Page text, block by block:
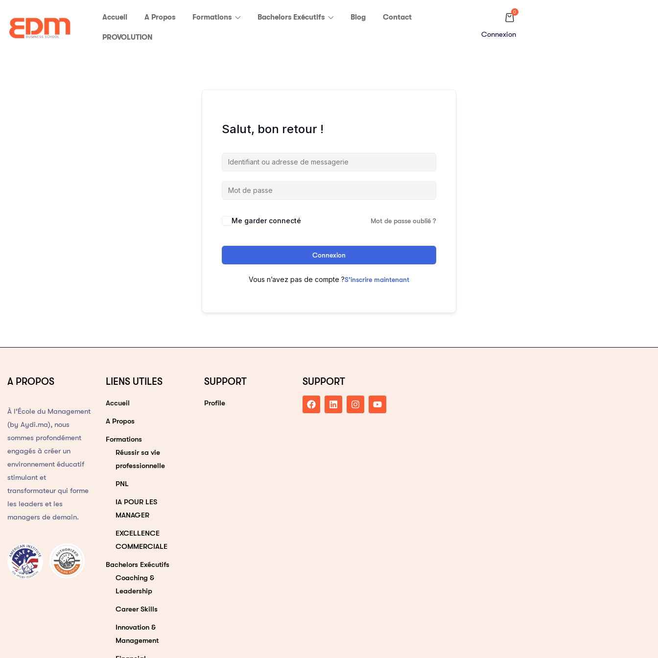
Accueil A Propos Formations Bachelors Exécutifs Blog Contact
PROVOLUTION
0
Connexion
Salut, bon retour !
Me garder connecté Mot de passe oublié ?
Connexion
Vous n’avez pas de compte ?S’inscrire maintenant
A PROPOS
À l’École du Management
(by Aydi.ma), nous
sommes profondément
engagés à créer un
environnement éducatif
stimulant et
transformateur qui forme
les leaders et les
managers de demain.
LIENS UTILES
Accueil
A Propos
Formations
Réussir sa vie
professionnelle
PNL
IA POUR LES
MANAGER
EXCELLENCE
COMMERCIALE
Bachelors Exécutifs
Coaching &
Leadership
Career Skills
Innovation &
Management
SUPPORT
Profile
SUPPORT